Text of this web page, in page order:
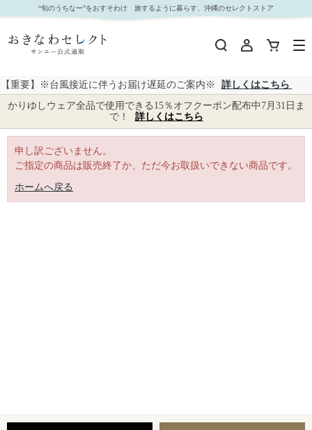
｜おきなわセレクト サンエー公式通販
“旬のうちなー”をおすそわけ 旅するように暮らす、沖縄のセレクトストア
【重要】※台風接近に伴うお届け遅延のご案内※
詳しくはこちら
かりゆしウェア全品で使用できる15％オフクーポン配布中7月31日ま
で！
詳しくはこちら
申し訳ございません。
ご指定の商品は販売終了か、ただ今お取扱いできない商品です。
ホームへ戻る